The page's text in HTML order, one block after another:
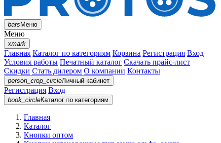
barsМеню
Меню
xmark
Главная Каталог по категориям Корзина Регистрация Вход
Условия работы Печатный каталог Скачать прайс-лист
Скидки Стать дилером О компании Контакты
person_crop_circleЛичный кабинет
Регистрация Вход
book_circleКаталог по категориям
Главная
Каталог
Кнопки оптом